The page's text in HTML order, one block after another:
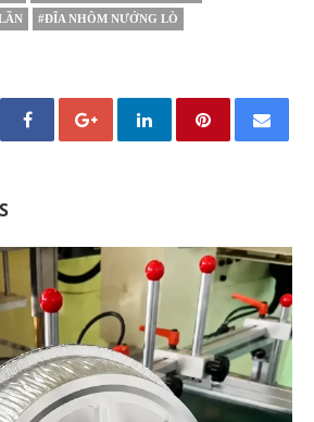
#ĐĨA NHÔM NƯỚNG LÒ